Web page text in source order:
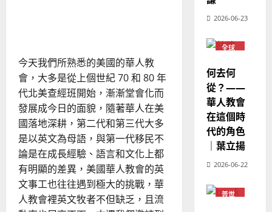
承
與
創
新
今天我們所熟悉的美國的華人教
會，大多是從上個世紀 70 和 80 年
代北美查經班開始，漸漸堂會化而
發展成今日的面貌，隨著華人在美
國落地深耕，第二代和第三代大多
是以英文為母語，與第一代移民不
論是在成長經驗、語言和文化上都
有明顯的差異，美國華人教會的英
文事工也往往遇到極大的挑戰，華
人教會裡英文牧者不但缺乏，且流
02-
陽
萍
2025-
02-
20
曆
新
年
｜
余
自
力
2025-
7
國
人
教
經
歷
｜
吳
振
、
溫
淑
2026-06-23
全球
普世
宣教
何去何
從？——
華人教會
在這個時
代的角色
｜葉立揚
2026-06-22
普世